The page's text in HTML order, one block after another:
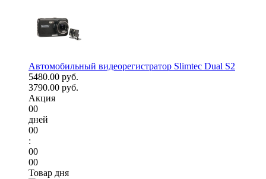
Автомобильный видеорегистратор Slimtec Dual S2
5480.00 руб.
3790.00 руб.
Акция
00
дней
00
:
00
00
Товар дня